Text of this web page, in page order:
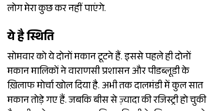
लोग मेरा कुछ कर नहीं पाएंगे.
ये है स्थिति
सोमवार को ये दोनों मकान टूटने हैं. इससे पहले ही दोनों
मकान मालिकों ने वाराणसी प्रशासन और पीडब्लूडी के
ख़िलाफ मोर्चा खोल दिया है. अभी तक दालमंडी में कुल सात
मकान तोड़े गए हैं. जबकि बीस से ज़्यादा की रजिस्ट्री हो चुकी